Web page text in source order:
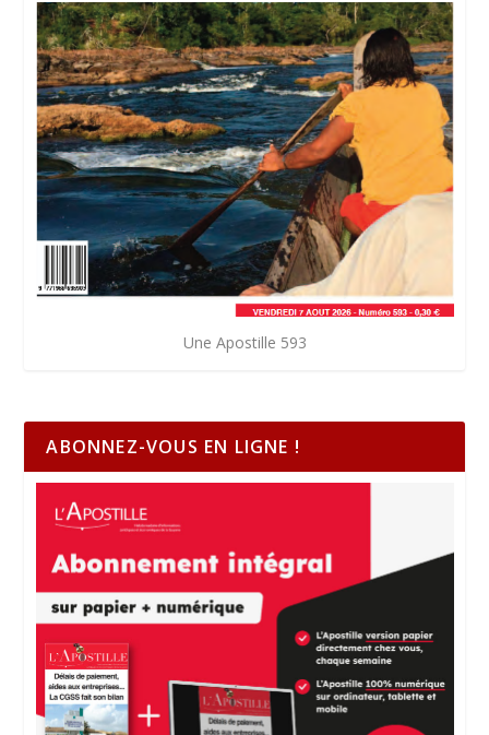
Une Apostille 593
ABONNEZ-VOUS EN LIGNE !